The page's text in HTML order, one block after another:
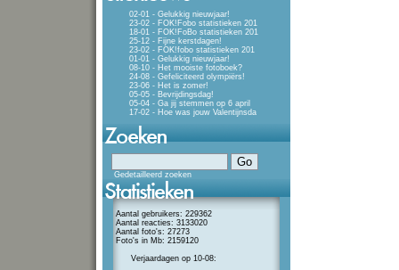
02-01 - Gelukkig nieuwjaar!
23-02 - FOK!Fobo statistieken 201
18-01 - FOK!FoBo statistieken 201
25-12 - Fijne kerstdagen!
23-02 - FOK!fobo statistieken 201
01-01 - Gelukkig nieuwjaar!
08-10 - Het mooiste fotoboek?
24-08 - Gefeliciteerd olympiërs!
23-06 - Het is zomer!
05-05 - Bevrijdingsdag!
05-04 - Ga jij stemmen op 6 april
17-02 - Hoe was jouw Valentijnsda
Gedetailleerd zoeken
Aantal gebruikers: 229362
Aantal reacties: 3133020
Aantal foto's: 27273
Foto's in Mb: 2159120
Verjaardagen op 10-08: